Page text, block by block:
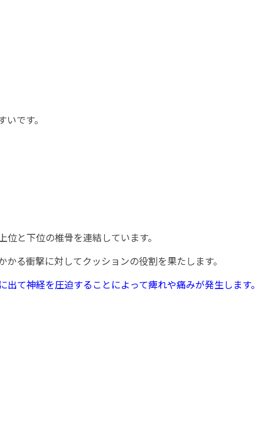
です。
と下位の椎骨を連結しています。
る衝撃に対してクッションの役割を果たします。
て神経を圧迫することによって痺れや痛みが発生します。